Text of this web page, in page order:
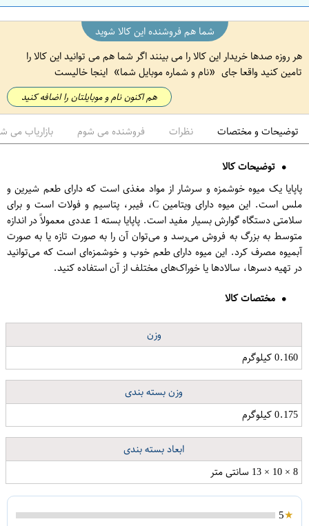
شما هم فروشنده این کالا شوید
هر روزه صدها خریدار این کالا را می بینند اگر شما هم می توانید این کالا را
تامین کنید واقعا جای
نام و شماره موبایل شما اینجا خالیست
هم اکنون نام و موبایلتان را اضافه کنید
توضیحات و مختصات نظرات فروشنده می شوم بازاریاب می
توضیحات کالا
پاپایا یک میوه خوشمزه و سرشار از مواد مغذی است که دارای طعم شیرین و
ملس است. این میوه دارای ویتامین C، فیبر، پتاسیم و فولات است و برای
سلامتی دستگاه گوارش بسیار مفید است. پاپایا بسته 1 عددی معمولاً در اندازه
متوسط به بزرگ به فروش می‌رسد و می‌توان آن را به صورت تازه یا به صورت
آبمیوه مصرف کرد. این میوه دارای طعم خوب و خوشمزه‌ای است که می‌توانید
در تهیه دسرها، سالادها یا خوراک‌های مختلف از آن استفاده کنید.
مختصات کالا
وزن
0.160 کیلوگرم
وزن بسته بندی
0.175 کیلوگرم
ابعاد بسته بندی
8 × 10 × 13 سانتی متر
5